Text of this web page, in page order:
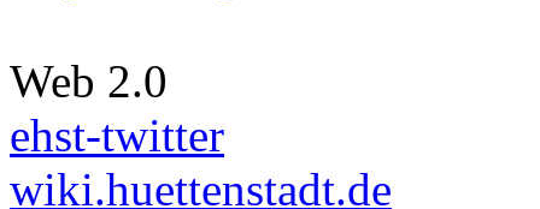
Web 2.0
ehst-twitter
wiki.huettenstadt.de